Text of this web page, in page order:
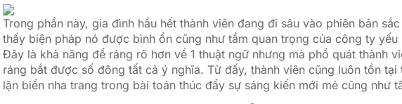
Trong phần này, gia đình hầu hết thành viên đang đi sâu vào phiên bản
thấy biện pháp nó được bình ổn cũng như tầm quan trọng của công ty
Đây là khả năng để ráng rõ hơn về 1 thuật ngữ nhưng mà phổ quát thành
ráng bắt được số đông tất cả ý nghĩa. Từ đấy, thành viên cũng luôn tồn
lặn biển nha trang trong bài toán thúc đẩy sự sáng kiến mới mẻ cũng như